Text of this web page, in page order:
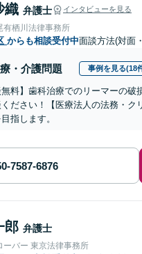
織 弁護士 インタビューを見る
有栖川法律事務所
からも相談受付中面談方法(対面
・介護問題 事例を見る(18
無料】歯科治療でのリーマーの
ださい！【医療法人の法務・
指します。
郎 弁護士
ーバー 東京法律事務所